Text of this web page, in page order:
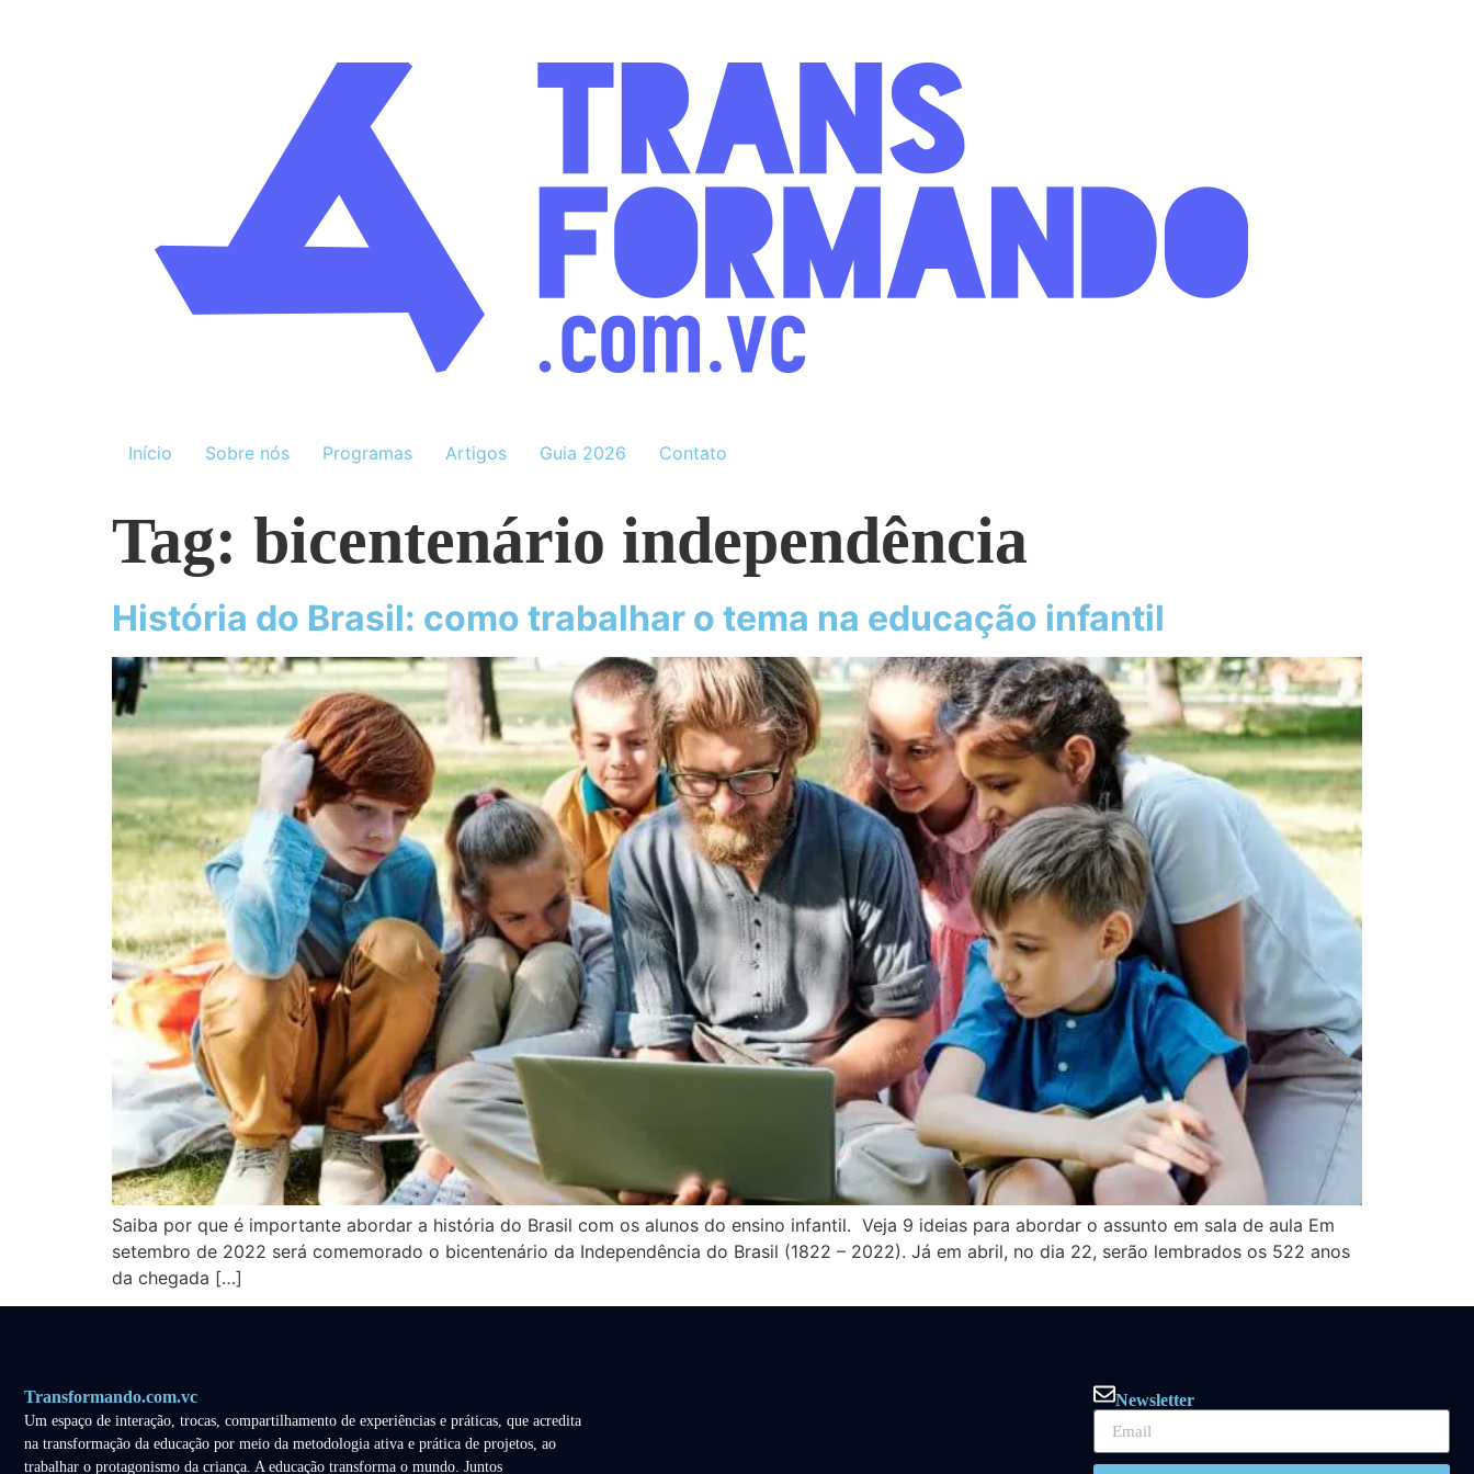
Início Sobre nós Programas Artigos Guia 2026 Contato
Tag: bicentenário independência
História do Brasil: como trabalhar o tema na educação infantil
Saiba por que é importante abordar a história do Brasil com os alunos do ensino infantil. Veja 9 ideias para abordar o assunto em sala de aula Em
setembro de 2022 será comemorado o bicentenário da Independência do Brasil (1822 – 2022). Já em abril, no dia 22, serão lembrados os 522 anos
da chegada […]
Transformando.com.vc
Um espaço de interação, trocas, compartilhamento de experiências e práticas, que acredita
na transformação da educação por meio da metodologia ativa e prática de projetos, ao
trabalhar o protagonismo da criança. A educação transforma o mundo. Juntos
Newsletter